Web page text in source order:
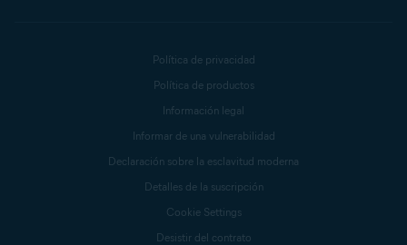
Política de privacidad
Política de productos
Información legal
Informar de una vulnerabilidad
Declaración sobre la esclavitud moderna
Detalles de la suscripción
Cookie Settings
Desistir del contrato